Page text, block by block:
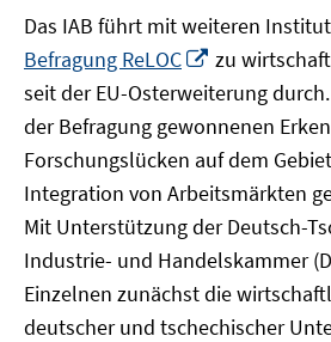
Das IAB führt mit weiteren
Befragung ReLOC
In
neuem
Fenster
öffnen
zu
seit der EU-Osterweiterung
der Befragung gewonnenen
Forschungslücken auf dem
Integration von Arbeitsmärkten
Mit Unterstützung der Deutsch-
Industrie- und Handelskammer
Einzelnen zunächst die
deutscher und tschechischer